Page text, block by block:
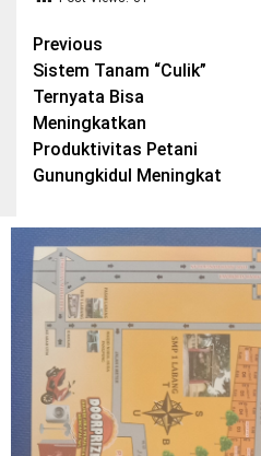
Post
navigation
Previous
Sistem Tanam “Culik”
Ternyata Bisa
Meningkatkan
Produktivitas Petani
Gunungkidul Meningkat